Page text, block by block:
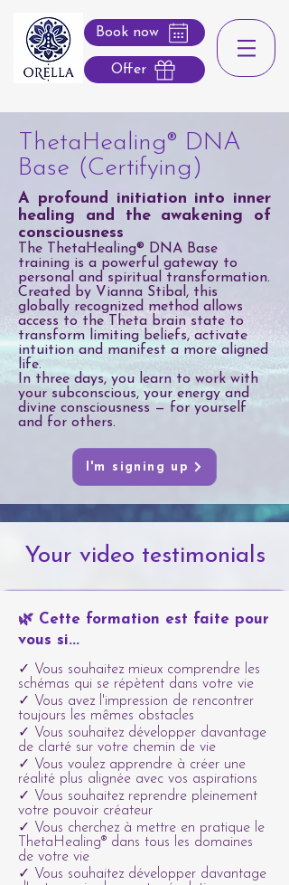
Book now
Offer
ThetaHealing® DNA
Base (Certifying)
A profound initiation into inner
healing and the awakening of
consciousness
The ThetaHealing® DNA Base
training is a powerful gateway to
personal and spiritual transformation.
Created by Vianna Stibal, this
globally recognized method allows
access to the Theta brain state to
transform limiting beliefs, activate
intuition and manifest a more aligned
life.
In three days, you learn to work with
your subconscious, your energy and
divine consciousness — for yourself
and for others.
I'm signing up
Your video testimonials
🌿 Cette formation est faite pour
vous si...
✓ Vous souhaitez mieux comprendre les
schémas qui se répètent dans votre vie
✓ Vous avez l'impression de rencontrer
toujours les mêmes obstacles
✓ Vous souhaitez développer davantage
de clarté sur votre chemin de vie
✓ Vous voulez apprendre à créer une
réalité plus alignée avec vos aspirations
✓ Vous souhaitez reprendre pleinement
votre pouvoir créateur
✓ Vous cherchez à mettre en pratique le
ThetaHealing® dans tous les domaines
de votre vie
✓ Vous souhaitez développer davantage